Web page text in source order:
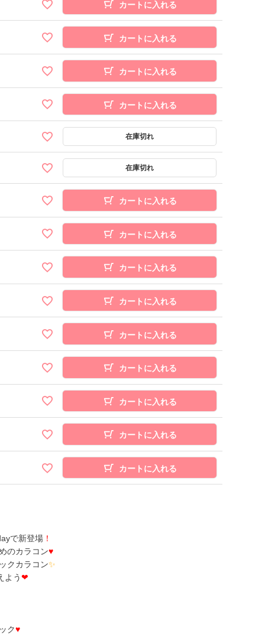
カートに入れる
カートに入れる
カートに入れる
カートに入れる
カートに入れる
カートに入れる
カートに入れる
カートに入れる
カートに入れる
カートに入れる
カートに入れる
カートに入れる
カートに入れる
で新登場！
のカラコン♥
クカラコン✨
よう❤
ク♥